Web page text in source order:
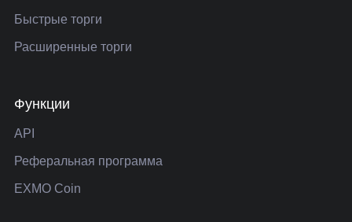
Быстрые торги
Расширенные торги
Функции
API
Реферальная программа
EXMO Coin